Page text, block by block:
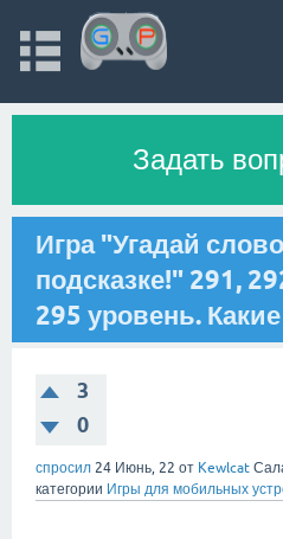
Задать
Игра "Угадай
подсказке!" 291,
295 уровень.
3
0
спросил 24 Июнь, 22 от Kewlcat
категории Игры для мобильных